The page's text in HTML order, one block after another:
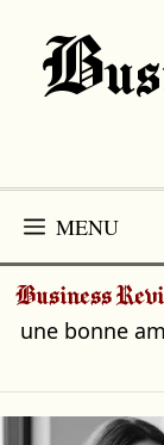
contenu
B
MENU
Business
une bonne